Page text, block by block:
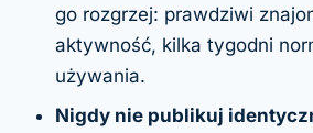
go rozgrzej: prawdziwi
aktywność, kilka tygodni
używania.
Nigdy nie publikuj